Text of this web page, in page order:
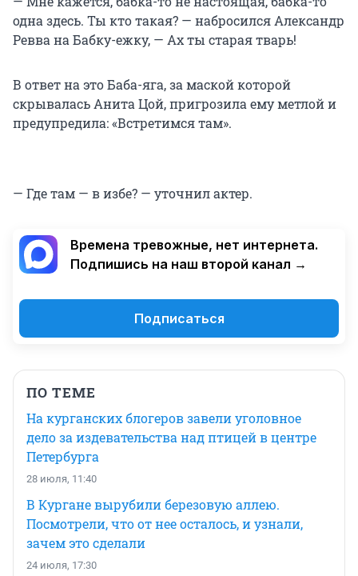
одна здесь. Ты кто такая? — набросился Александр
Ревва на Бабку-ежку, — Ах ты старая тварь!
В ответ на это Баба-яга, за маской которой
скрывалась Анита Цой, пригрозила ему метлой и
предупредила: «Встретимся там».
— Где там — в избе? — уточнил актер.
Времена тревожные, нет интернета.
Подпишись на наш второй канал →
Подписаться
ПО ТЕМЕ
На курганских блогеров завели уголовное
дело за издевательства над птицей в центре
Петербурга
28 июля, 11:40
В Кургане вырубили березовую аллею.
Посмотрели, что от нее осталось, и узнали,
зачем это сделали
24 июля, 17:30